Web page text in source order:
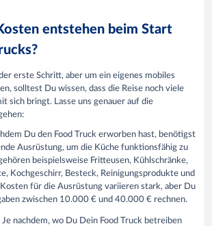
entstehen beim Start
erste Schritt, aber um ein eigenes mobiles
solltest Du wissen, dass die Reise noch viele
sich bringt. Lasse uns genauer auf die
Du den Food Truck erworben hast, benötigst
Ausrüstung, um die Küche funktionsfähig zu
beispielsweise Fritteusen, Kühlschränke,
Kochgeschirr, Besteck, Reinigungsprodukte und
für die Ausrüstung variieren stark, aber Du
zwischen 10.000 € und 40.000 € rechnen.
Je nachdem, wo Du Dein Food Truck betreiben